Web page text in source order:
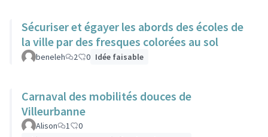
Sécuriser et égayer les abords des écoles de
la ville par des fresques colorées au sol
beneleh 2 0 Idée faisable
Carnaval des mobilités douces de
Villeurbanne
Alison 1
0